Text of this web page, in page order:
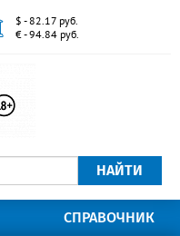
$ - 82.17 руб.
€ - 94.84 руб.
НАЙТИ
СПРАВОЧНИК